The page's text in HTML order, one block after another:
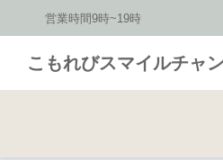
営業時間9時~19時
こもれびスマイルチャ